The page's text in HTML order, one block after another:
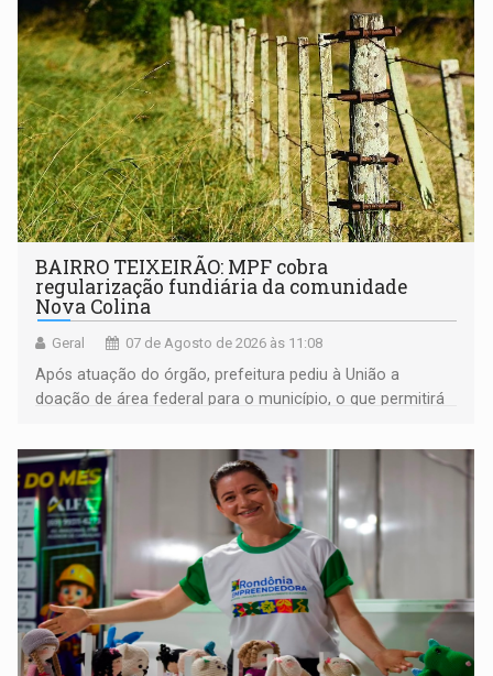
BAIRRO TEIXEIRÃO: MPF cobra
regularização fundiária da comunidade
Nova Colina
Geral 07 de Agosto de 2026 às 11:08
Após atuação do órgão, prefeitura pediu à União a
doação de área federal para o município, o que permitirá